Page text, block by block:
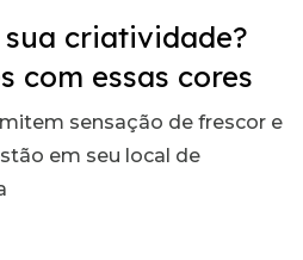
criatividade?
com essas cores
sensação de frescor e
em seu local de